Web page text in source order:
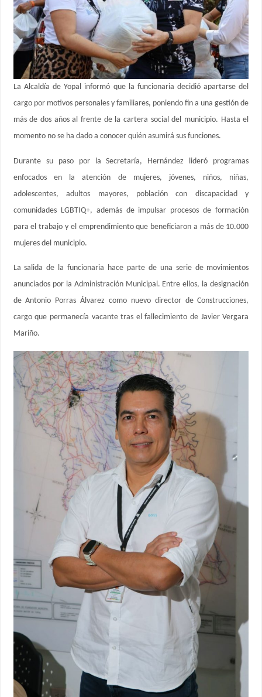
La Alcaldía de Yopal informó que la funcionaria decidió apartarse del
cargo por motivos personales y familiares, poniendo fin a una gestión de
más de dos años al frente de la cartera social del municipio. Hasta el
momento no se ha dado a conocer quién asumirá sus funciones.
Durante su paso por la Secretaría, Hernández lideró programas
enfocados en la atención de mujeres, jóvenes, niños, niñas,
adolescentes, adultos mayores, población con discapacidad y
comunidades LGBTIQ+, además de impulsar procesos de formación
para el trabajo y el emprendimiento que beneficiaron a más de 10.000
mujeres del municipio.
La salida de la funcionaria hace parte de una serie de movimientos
anunciados por la Administración Municipal. Entre ellos, la designación
de Antonio Porras Álvarez como nuevo director de Construcciones,
cargo que permanecía vacante tras el fallecimiento de Javier Vergara
Mariño.